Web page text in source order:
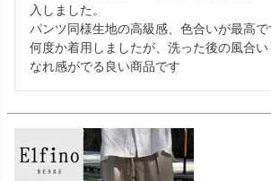
入しました。
パンツ同様生地の高級感、色合いが最高で
何度か着用しましたが、洗った後の風合い